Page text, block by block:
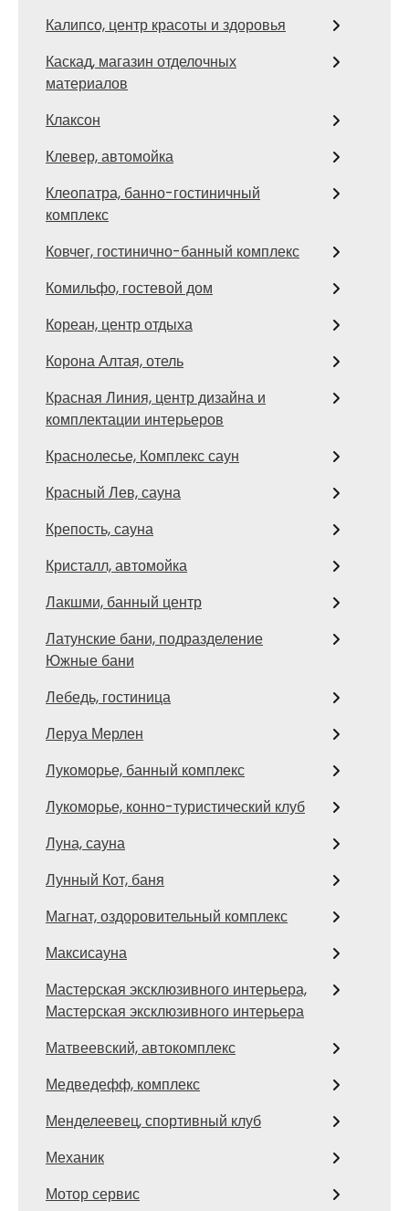
Калипсо, центр красоты и здоровья
Каскад, магазин отделочных
материалов
Клаксон
Клевер, автомойка
Клеопатра, банно-гостиничный
комплекс
Ковчег, гостинично-банный комплекс
Комильфо, гостевой дом
Кореан, центр отдыха
Корона Алтая, отель
Красная Линия, центр дизайна и
комплектации интерьеров
Краснолесье, Комплекс саун
Красный Лев, сауна
Крепость, сауна
Кристалл, автомойка
Лакшми, банный центр
Латунские бани, подразделение
Южные бани
Лебедь, гостиница
Леруа Мерлен
Лукоморье, банный комплекс
Лукоморье, конно-туристический клуб
Луна, сауна
Лунный Кот, баня
Магнат, оздоровительный комплекс
Максисауна
Мастерская эксклюзивного интерьера,
Мастерская эксклюзивного интерьера
Матвеевский, автокомплекс
Медведефф, комплекс
Менделеевец, спортивный клуб
Механик
Мотор сервис